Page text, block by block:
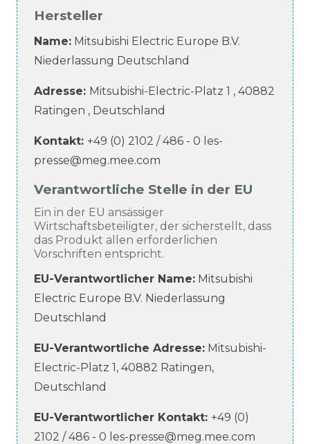
Hersteller
Name: Mitsubishi Electric Europe B.V.
Niederlassung Deutschland
Adresse: Mitsubishi-Electric-Platz 1 , 40882
Ratingen , Deutschland
Kontakt: +49 (0) 2102 / 486 - 0 les-
presse@meg.mee.com
Verantwortliche Stelle in der EU
Ein in der EU ansässiger
Wirtschaftsbeteiligter, der sicherstellt, dass
das Produkt allen erforderlichen
Vorschriften entspricht.
EU-Verantwortlicher Name: Mitsubishi
Electric Europe B.V. Niederlassung
Deutschland
EU-Verantwortliche Adresse: Mitsubishi-
Electric-Platz 1, 40882 Ratingen,
Deutschland
EU-Verantwortlicher Kontakt: +49 (0)
2102 / 486 - 0 les-presse@meg.mee.com